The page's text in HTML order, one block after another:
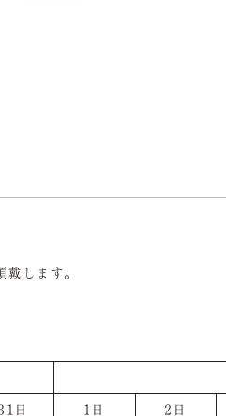
お顔合わ
します。
日 1日 2日